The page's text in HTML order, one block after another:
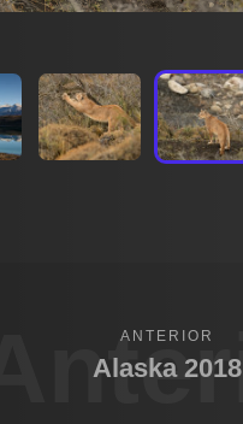
ANTERIOR
Alaska 2018